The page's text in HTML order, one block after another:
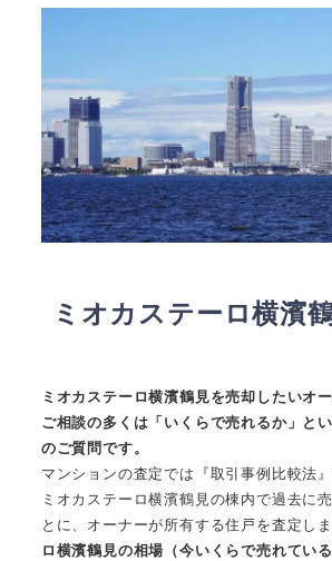
ミオカステーロ横濱
ミオカステーロ横濱鶴見を売却したいオ
ご相談の多くは「いくらで売れるか」と
のご質問です。
マンションの査定では『取引事例比較法
ミオカステーロ横濱鶴見の棟内で過去に
とに、オーナーが所有する住戸を査定しま
ロ横濱鶴見の相場（今いくらで売れてい